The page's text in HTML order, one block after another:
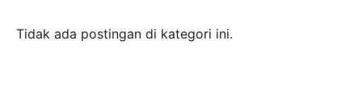
Tidak ada postingan di kategori ini.